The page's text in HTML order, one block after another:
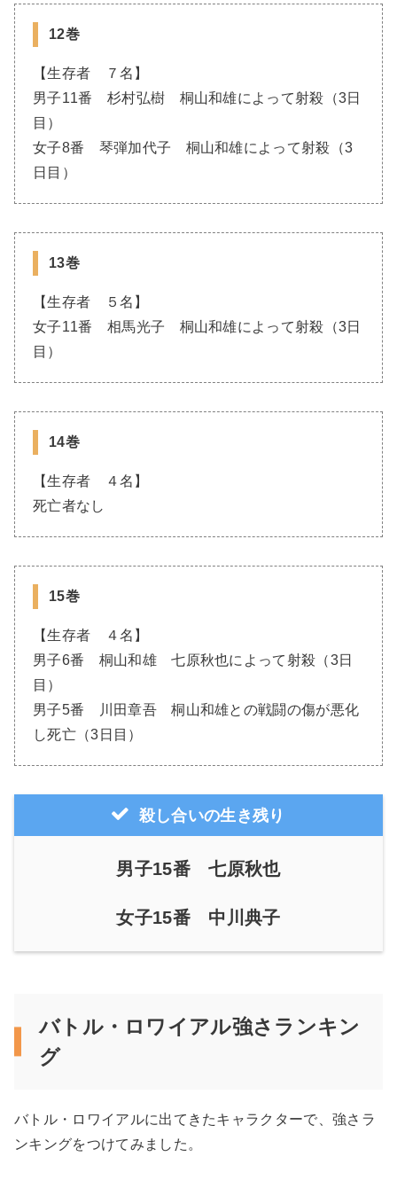
12巻
【生存者 ７名】
男子11番 杉村弘樹 桐山和雄によって射殺（3日
目）
女子8番 琴弾加代子 桐山和雄によって射殺（3
日目）
13巻
【生存者 ５名】
女子11番 相馬光子 桐山和雄によって射殺（3日
目）
14巻
【生存者 ４名】
死亡者なし
15巻
【生存者 ４名】
男子6番 桐山和雄 七原秋也によって射殺（3日
目）
男子5番 川田章吾 桐山和雄との戦闘の傷が悪化
し死亡（3日目）
殺し合いの生き残り
男子15番 七原秋也
女子15番 中川典子
バトル・ロワイアル強さランキン
グ
バトル・ロワイアルに出てきたキャラクターで、強さラ
ンキングをつけてみました。